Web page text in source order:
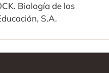
Biología de los
S.A.